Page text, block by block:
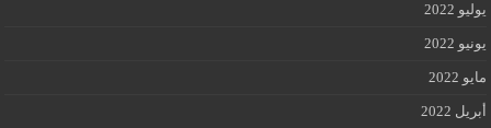
يوليو 2022
يونيو 2022
مايو 2022
أبريل 2022